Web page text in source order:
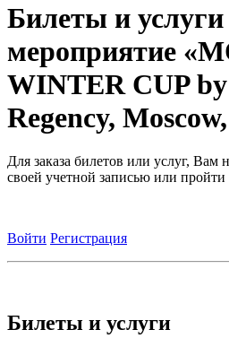
Билеты и услуги
мероприятие
WINTER CUP
Regency,
Для заказа билетов или услуг, Вам
своей учетной записью или
Войти Регистрация
Билеты и услуги